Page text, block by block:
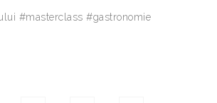
#masterclass #gastronomie